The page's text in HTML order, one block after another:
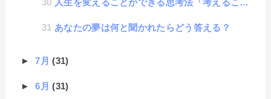
人生を変えることができる思考法「考えることを考える」
あなたの夢は何と聞かれたらどう答える？
►7月(31)
►6月(31)